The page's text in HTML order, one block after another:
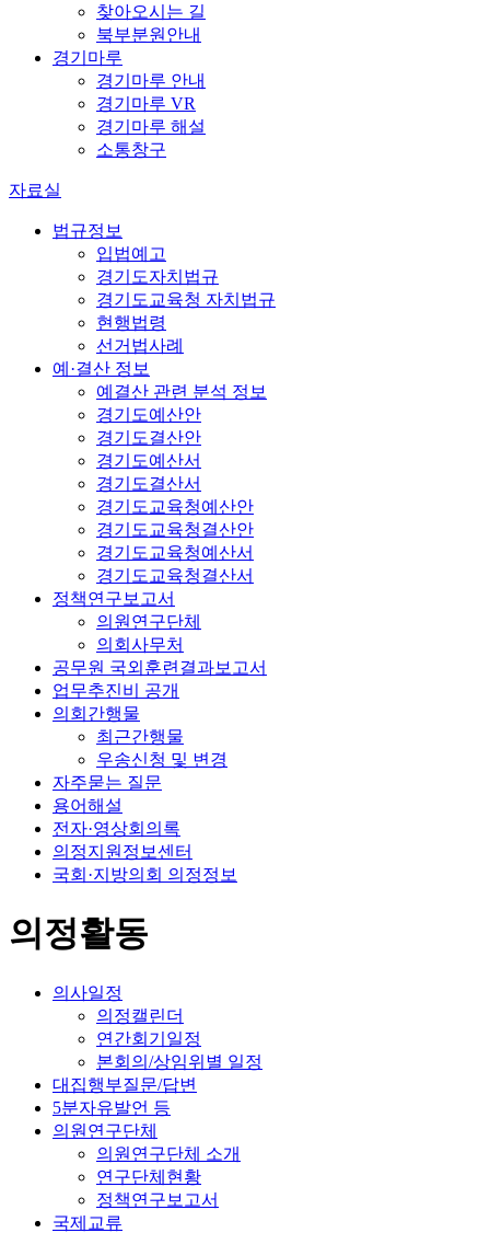
찾아오시는 길
북부분원안내
경기마루
경기마루 안내
경기마루 VR
경기마루 해설
소통창구
자료실
법규정보
입법예고
경기도자치법규
경기도교육청 자치법규
현행법령
선거법사례
예·결산 정보
예결산 관련 분석 정보
경기도예산안
경기도결산안
경기도예산서
경기도결산서
경기도교육청예산안
경기도교육청결산안
경기도교육청예산서
경기도교육청결산서
정책연구보고서
의원연구단체
의회사무처
공무원 국외훈련결과보고서
업무추진비 공개
의회간행물
최근간행물
우송신청 및 변경
자주묻는 질문
용어해설
전자·영상회의록
의정지원정보센터
국회·지방의회 의정정보
의정활동
의사일정
의정캘린더
연간회기일정
본회의/상임위별 일정
대집행부질문/답변
5분자유발언 등
의원연구단체
의원연구단체 소개
연구단체현황
정책연구보고서
국제교류